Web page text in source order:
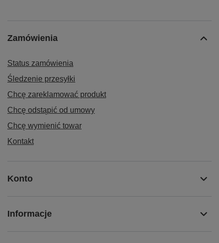
Zamówienia
Status zamówienia
Śledzenie przesyłki
Chcę zareklamować produkt
Chcę odstąpić od umowy
Chcę wymienić towar
Kontakt
Konto
Informacje